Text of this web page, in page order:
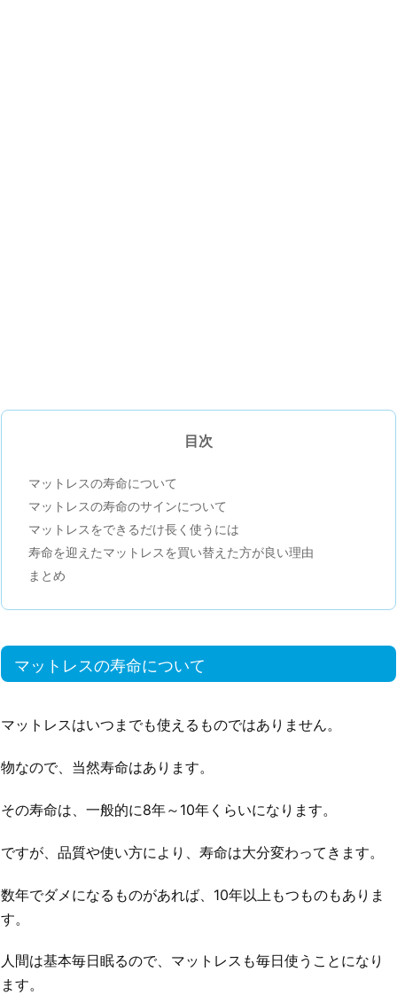
目次
マットレスの寿命について
マットレスの寿命のサインについて
マットレスをできるだけ長く使うには
寿命を迎えたマットレスを買い替えた方が良い理由
まとめ
マットレスの寿命について
マットレスはいつまでも使えるものではありません。
物なので、当然寿命はあります。
その寿命は、一般的に8年～10年くらいになります。
ですが、品質や使い方により、寿命は大分変わってきます。
数年でダメになるものがあれば、10年以上もつものもありま
す。
人間は基本毎日眠るので、マットレスも毎日使うことになり
ます。